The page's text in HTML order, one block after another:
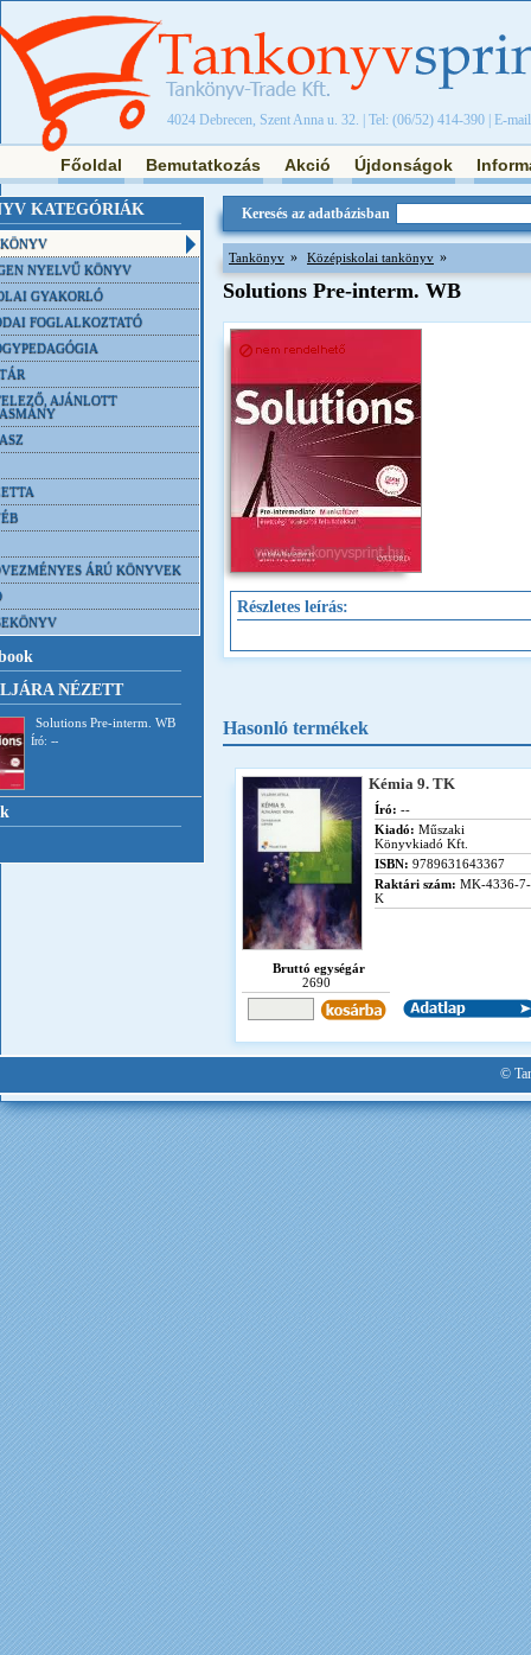
4024 Debrecen, Szent Anna u. 32. | Tel: (06/52) 414-390 | E-
Főoldal Bemutatkozás Akció Újdonságok
KATEGÓRIÁK
NYELVŰ KÖNYV
GYAKORLÓ
FOGLALKOZTATÓ
AJÁNLOTT
ÁRÚ KÖNYVEK
NÉZETT
Solutions Pre-interm. WB
Író: --
Keresés az adatbázisban
Tankönyv » Középiskolai tankönyv »
Solutions Pre-interm. WB
Részletes leírás:
Hasonló termékek
Kémia 9. TK
Író: --
Kiadó: Műszaki
Könyvkiadó Kft.
ISBN: 9789631643367
Raktári szám: MK-4336-7-
K
Bruttó egységár
2690
©